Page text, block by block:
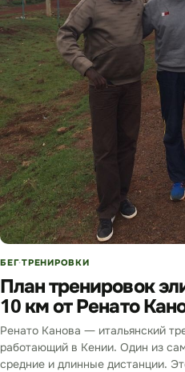
БЕГ ТРЕНИРОВКИ
План тренировок
10 км от Ренато
Ренато Канова — итальянский
работающий в Кении. Один из
средние и длинные дистанции.